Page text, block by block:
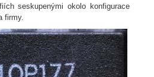
seskupenými okolo konfigurace
firmy.